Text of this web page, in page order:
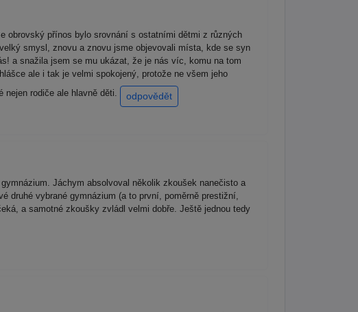
obrovský přínos bylo srovnání s ostatními dětmi z různých
smysl, znovu a znovu jsme objevovali místa, kde se syn
a snažila jsem se mu ukázat, že je nás víc, komu na tom
ale i tak je velmi spokojený, protože ne všem jeho
nejen rodiče ale hlavně děti.
odpovědět
Jáchym absolvoval několik zkoušek nanečisto a
druhé vybrané gymnázium (a to první, poměrně prestižní,
a samotné zkoušky zvládl velmi dobře. Ještě jednou tedy